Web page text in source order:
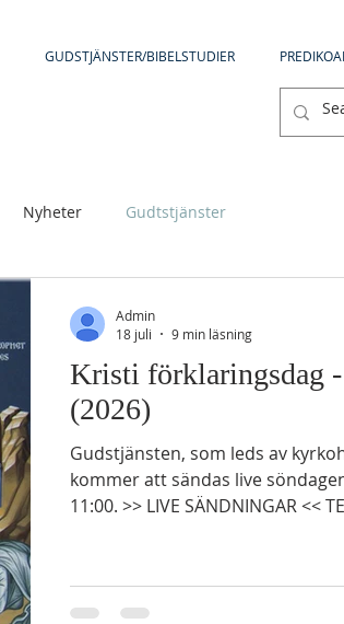
GUDSTJÄNSTER/BIBELSTUDIER
Nyheter Gudtstjänster
Kristi förklaringsdag -
(2026)
Gudstjänsten, som leds av
kommer att sändas live
11:00. >> LIVE SÄNDNINGAR <<
”Skriv upp dessa ord åt dig, för i
ord har jag slutit ett förbund
Admin
18 juli
9 min läsning